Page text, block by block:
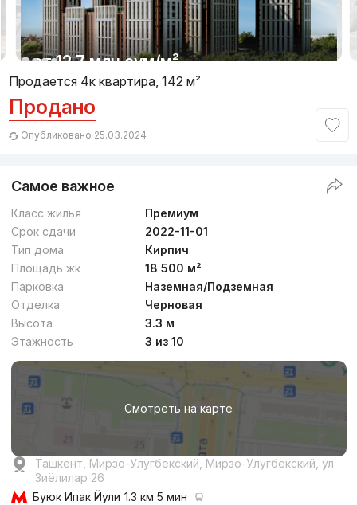
от12.7 млн сум/м²
Сдача 1кв 2027
4к квартира, 94 м²
от сум/м²
Сдан 2022,Риэлтор
4к квартира, 118 м²
+998 (97) 017...
1/14
Продается 4к квартира, 142 м²
Продано
Опубликовано 25.03.2024
Самое важное
Класс жилья
Премиум
Срок сдачи
2022-11-01
Тип дома
Кирпич
Площадь жк
18 500 м²
Парковка
Наземная/Подземная
Отделка
Черновая
Высота
3.3 м
Этажность
3 из 10
Смотреть на карте
Ташкент, Мирзо-Улугбекский, Мирзо-Улугбекский, ул
Зиёлилар 26
Буюк Ипак Йули 1.3 км 5 мин